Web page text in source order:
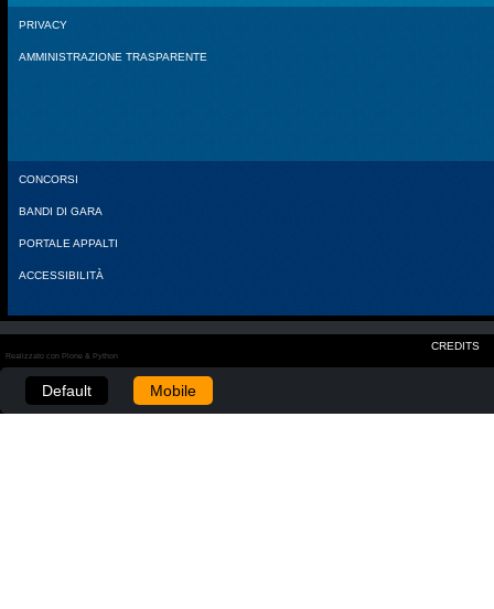
PRIVACY
AMMINISTRAZIONE TRASPARENTE
CONCORSI
BANDI DI GARA
PORTALE APPALTI
ACCESSIBILITÀ
CREDITS
Realizzato con Plone & Python
Default Mobile